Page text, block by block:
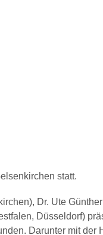
statt.
Dr. Ute
Düsseldorf)
Darunter mit der